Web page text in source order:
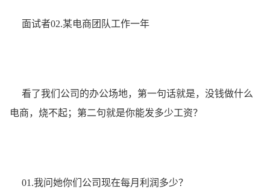
面试者02.某电商团队工作一年
看了我们公司的办公场地，第一句话就是，没钱做什么
电商，烧不起；第二句就是你能发多少工资？
01.我问她你们公司现在每月利润多少？